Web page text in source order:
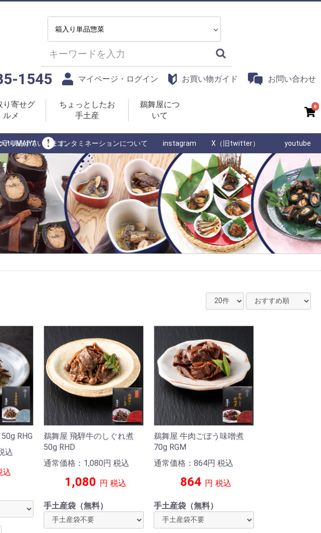
1545 マイページ・ログイン お買い物ガイド お問い合わせ
り寄せグ
ルメ
ちょっとしたお
手土産
鵜舞屋につ
いて
0
守り続けていきます。
UMAIYA コンタミネーションについて instagram X（旧twitter） youtube
RHG
込
込
鵜舞屋 飛騨牛のしぐれ煮
50g RHD
通常価格：1,080円 税込
1,080 円 税込
手土産袋（無料）
鵜舞屋 牛肉ごぼう味噌煮
70g RGM
通常価格：864円 税込
864 円 税込
手土産袋（無料）